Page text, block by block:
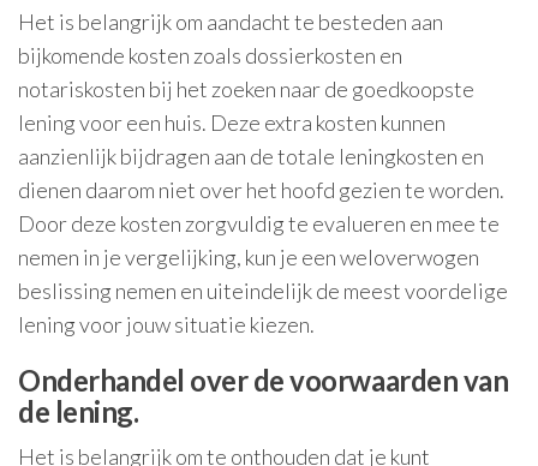
Het is belangrijk om aandacht te besteden aan
bijkomende kosten zoals dossierkosten en
notariskosten bij het zoeken naar de goedkoopste
lening voor een huis. Deze extra kosten kunnen
aanzienlijk bijdragen aan de totale leningkosten en
dienen daarom niet over het hoofd gezien te worden.
Door deze kosten zorgvuldig te evalueren en mee te
nemen in je vergelijking, kun je een weloverwogen
beslissing nemen en uiteindelijk de meest voordelige
lening voor jouw situatie kiezen.
Onderhandel over de voorwaarden van
de lening.
Het is belangrijk om te onthouden dat je kunt